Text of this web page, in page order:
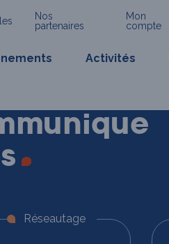
Nos
partenaires
Mon
compte
Activités
Réseautage